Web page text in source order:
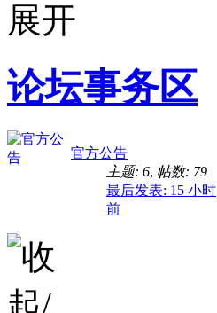
论坛事务区
官方公告
主题: 6, 帖数: 79
最后发表: 15 小时
前